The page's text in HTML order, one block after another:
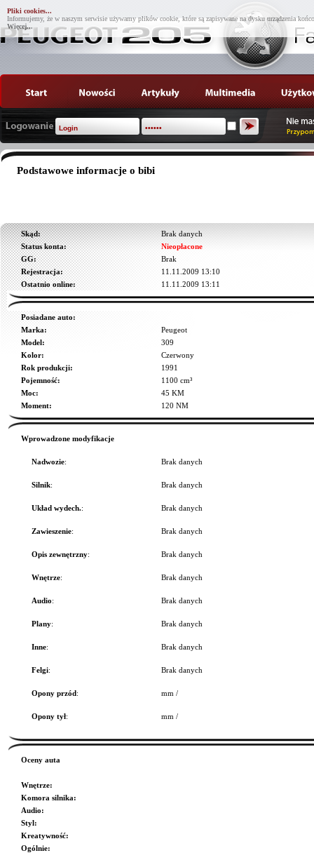
Pliki cookies...
Informujemy, że w naszym serwisie używamy plików cookie, które są zapisywane na dysku urządzenia
Więcej...
Podstawowe informacje o bibi
Skąd:
Brak danych
Status konta:
Nieopłacone
GG:
Brak
Rejestracja:
11.11.2009 13:10
Ostatnio online:
11.11.2009 13:11
Posiadane auto:
Marka:
Peugeot
Model:
309
Kolor:
Czerwony
Rok produkcji:
1991
Pojemność:
1100 cm³
Moc:
45 KM
Moment:
120 NM
Wprowadzone modyfikacje
Nadwozie: Brak danych
Silnik: Brak danych
Układ wydech.: Brak danych
Zawieszenie: Brak danych
Opis zewnętrzny: Brak danych
Wnętrze: Brak danych
Audio: Brak danych
Plany: Brak danych
Inne: Brak danych
Felgi: Brak danych
Opony przód: mm /
Opony tył: mm /
Oceny auta
Wnętrze:
Komora silnika:
Audio:
Styl:
Kreatywność:
Ogólnie: